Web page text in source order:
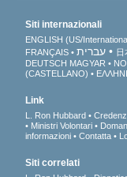
Siti internazionali
ENGLISH (US/
FRANÇAIS
עברית 日
DEUTSCH MAGYAR
(CASTELLANO)
Link
L. Ron Hubbard
Ministri Volontari
informazioni
Contatta
Siti correlati